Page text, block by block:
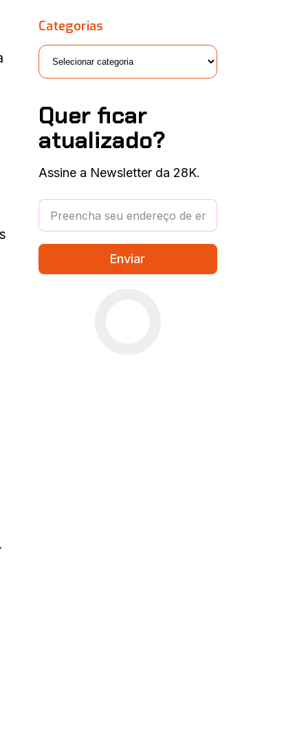
Categorias
Quer ficar
atualizado?
Assine a Newsletter da 28K.
Enviar